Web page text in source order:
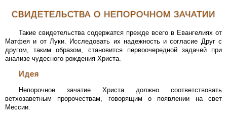
СВИДЕТЕЛЬСТВА О НЕПОРОЧНОМ ЗАЧАТИИ
Такие свидетельства содержатся прежде всего в Евангелиях от
Матфея и от Луки. Исследовать их надежность и согласие Друг с
другом, таким образом, становится первоочередной задачей при
анализе чудесного рождения Христа.
Идея
Непорочное зачатие Христа должно соответствовать
ветхозаветным пророчествам, говорящим о появлении на свет
Мессии.